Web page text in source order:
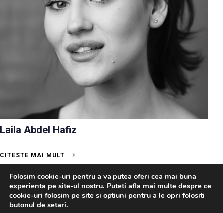
Laila Abdel Hafiz
CITESTE MAI MULT
Folosim cookie-uri pentru a va putea oferi cea mai buna
experienta pe site-ul nostru. Puteti afla mai multe despre ce
cookie-uri folosim pe site si optiuni pentru a le opri folositi
butonul de setari.